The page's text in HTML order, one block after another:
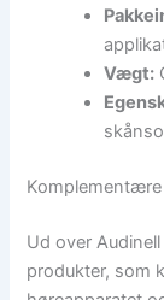
Vægt:
Ud over
produkter, som